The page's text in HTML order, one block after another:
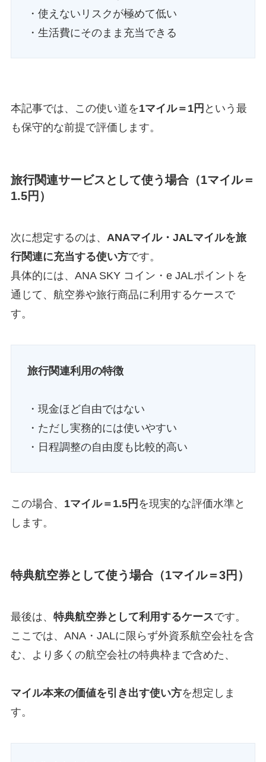
・使えないリスクが極めて低い
・生活費にそのまま充当できる
本記事では、この使い道を1マイル＝1円 という最
も保守的な前提で評価します。
旅行関連サービスとして使う場合（1マイル＝
1.5円）
次に想定するのは、 ANAマイル・JALマイルを旅
行関連に充当する使い方です。
具体的には、ANA SKY コイン・e JALポイントを
通じて、航空券や旅行商品に利用するケースで
す。
旅行関連利用の特徴
・現金ほど自由ではない
・ただし実務的には使いやすい
・日程調整の自由度も比較的高い
この場合、 1マイル＝1.5円 を現実的な評価水準と
します。
特典航空券として使う場合（1マイル＝3円）
最後は、 特典航空券として利用するケースです。
ここでは、ANA・JALに限らず外資系航空会社を含
む、より多くの航空会社の特典枠まで含めた、
マイル本来の価値を引き出す使い方を想定しま
す。